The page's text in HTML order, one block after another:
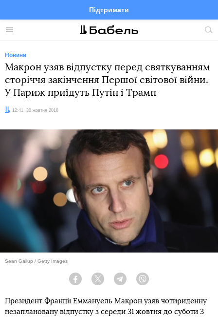
Меню
Підтримати
FacebookTelegramTwitter
Новини
Макрон узяв відпустку перед святкуванням
сторіччя закінчення Першої світової війни.
У Париж приїдуть Путін і Трамп
Дата:12:41, 30 жовтня 2018
Sean Gallup / Getty Images
Facebook Twitter Telegram
Президент Франції Еммануель Макрон узяв чотириденну
незаплановану відпустку з середи 31 жовтня до суботи 3